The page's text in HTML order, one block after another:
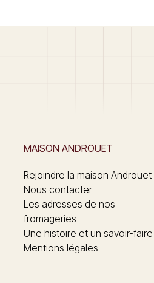
MAISON ANDROUET
Rejoindre la maison Androuet
Nous contacter
Les adresses de nos
fromageries
Une histoire et un savoir-faire
Mentions légales